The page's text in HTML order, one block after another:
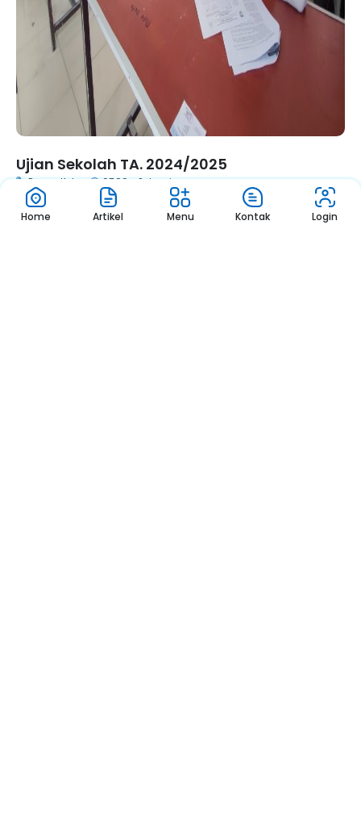
Ujian Sekolah TA. 2024/2025
Ruang Kelas 07.00 - Selesai
Home Artikel Menu Kontak Login